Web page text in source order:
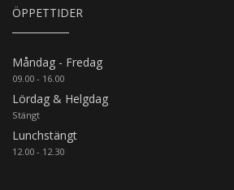
ÖPPETTIDER
Måndag - Fredag
09.00 - 16.00
Lördag & Helgdag
Stängt
Lunchstängt
12.00 - 12.30